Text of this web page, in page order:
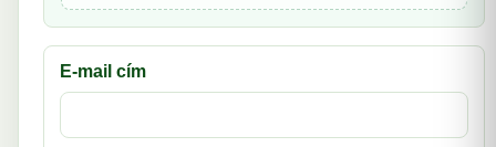
E-mail cím